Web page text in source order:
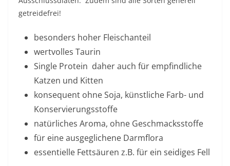
getreidefrei!
besonders hoher Fleischanteil
wertvolles Taurin
Single Protein  daher auch für empfindliche
Katzen und Kitten
konsequent ohne Soja, künstliche Farb- und
Konservierungsstoffe
natürliches Aroma, ohne Geschmacksstoffe
für eine ausgeglichene Darmflora
essentielle Fettsäuren z.B. für ein seidiges Fell